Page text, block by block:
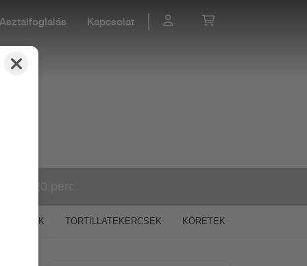
Asztalfoglalás Kapcsolat
TORTILLATEKERCSEK KÖRETEK